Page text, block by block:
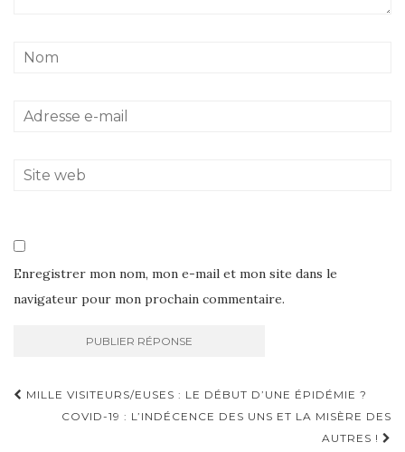
Enregistrer mon nom, mon e-mail et mon site dans le
navigateur pour mon prochain commentaire.
Navigation
d'article
MILLE VISITEURS/EUSES : LE DÉBUT D’UNE ÉPIDÉMIE ?
COVID-19 : L’INDÉCENCE DES UNS ET LA MISÈRE DES
AUTRES !